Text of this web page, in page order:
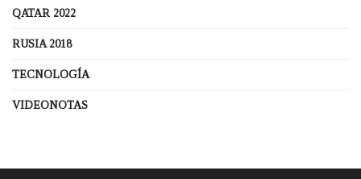
QATAR 2022
RUSIA 2018
TECNOLOGÍA
VIDEONOTAS